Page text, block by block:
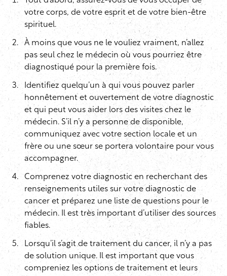
votre corps, de votre esprit et de votre bien-être
spirituel.
À moins que vous ne le vouliez vraiment, n’allez
pas seul chez le médecin où vous pourriez être
diagnostiqué pour la première fois.
Identifiez quelqu’un à qui vous pouvez parler
honnêtement et ouvertement de votre diagnostic
et qui peut vous aider lors des visites chez le
médecin. S’il n’y a personne de disponible,
communiquez avec votre section locale et un
frère ou une sœur se portera volontaire pour vous
accompagner.
Comprenez votre diagnostic en recherchant des
renseignements utiles sur votre diagnostic de
cancer et préparez une liste de questions pour le
médecin. Il est très important d’utiliser des sources
fiables.
Lorsqu’il s’agit de traitement du cancer, il n’y a pas
de solution unique. Il est important que vous
compreniez les options de traitement et leurs